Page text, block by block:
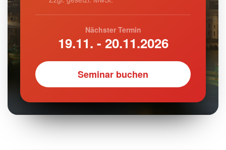
Nächster Termin
19.11. - 20.11.2026
Seminar buchen